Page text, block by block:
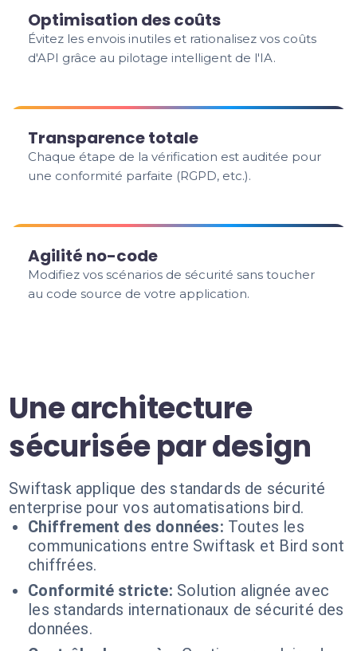
Optimisation des coûts
Évitez les envois inutiles et rationalisez vos coûts
d'API grâce au pilotage intelligent de l'IA.
Transparence totale
Chaque étape de la vérification est auditée pour
une conformité parfaite (RGPD, etc.).
Agilité no-code
Modifiez vos scénarios de sécurité sans toucher
au code source de votre application.
Une architecture
sécurisée par design
Swiftask applique des standards de sécurité
enterprise pour vos automatisations bird.
Chiffrement des données: Toutes les
communications entre Swiftask et Bird sont
chiffrées.
Conformité stricte: Solution alignée avec
les standards internationaux de sécurité des
données.